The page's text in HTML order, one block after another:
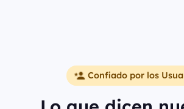
Confiado por los